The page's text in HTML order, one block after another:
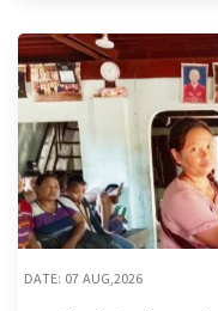
DATE: 07 AUG,2026